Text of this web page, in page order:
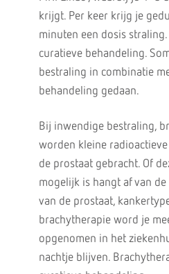
krijgt. Per keer krijg je
minuten een dosis
curatieve behandeling.
bestraling in combinatie
behandeling gedaan.
Bij inwendige bestraling,
worden kleine
de prostaat gebracht. Of
mogelijk is hangt af van
van de prostaat,
brachytherapie word je
opgenomen in het
nachtje blijven.